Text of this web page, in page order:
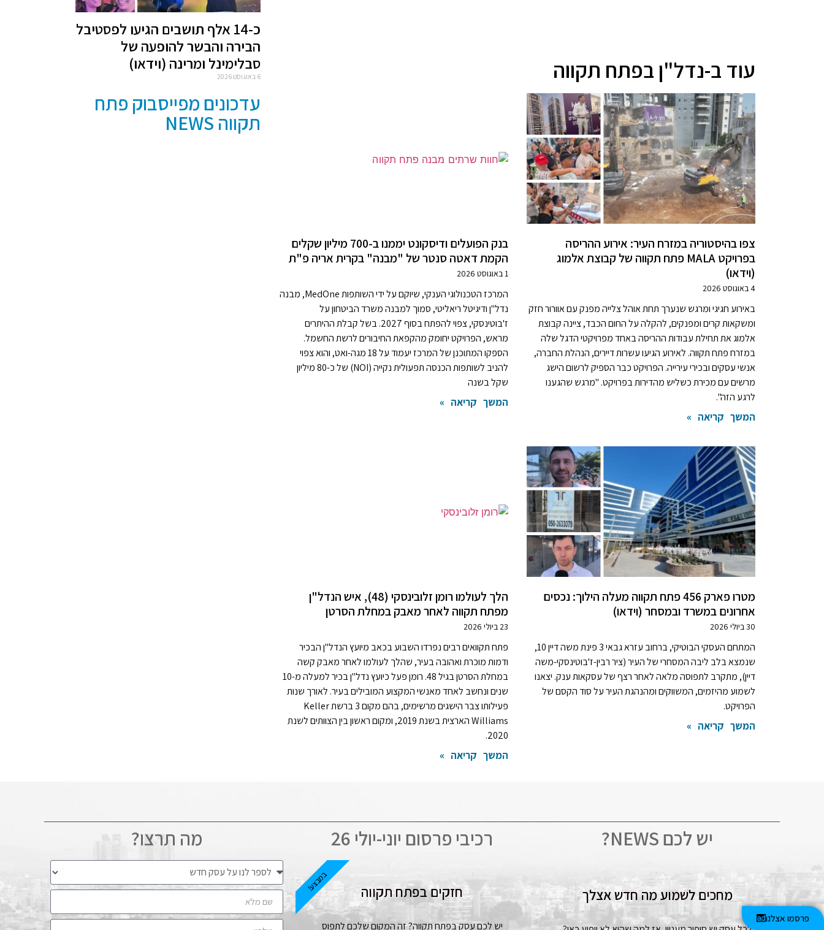
עוד ב-נדל"ן בפתח תקווה
צפו בהיסטוריה במזרח העיר: אירוע ההריסה
בפרויקט MALA פתח תקווה של קבוצת אלמוג
(וידאו)
4 באוגוסט 2026
באירוע חגיגי ומרגש שנערך תחת אוהל צלייה מפנק עם אוורור חזק
ומשקאות קרים ומפנקים, להקלה על החום הכבד, ציינה קבוצת
אלמוג את תחילת עבודות ההריסה באחד מפרויקטי הדגל שלה
במזרח פתח תקווה. לאירוע הגיעו עשרות דיירים, הנהלת החברה,
אנשי עסקים ובכירי עירייה. הפרויקט כבר הספיק לרשום הישג
מרשים עם מכירת כשליש מהדירות בפרויקט. "מרגש שהגענו
לרגע הזה".
המשך קריאה »
בנק הפועלים ודיסקונט יממנו ב-700 מיליון שקלים
הקמת דאטה סנטר של "מבנה" בקרית אריה פ"ת
1 באוגוסט 2026
המרכז הטכנולוגי הענקי, שיוקם על ידי השותפות MedOne, מבנה
נדל"ן ודיגיטל ריאליטי, סמוך למבנה משרד הביטחון על
ז'בוטינסקי, צפוי להפתח בסוף 2027. בשל קבלת ההיתרים
מראש, הפרויקט יחומק מהקפאת החיבורים לרשת החשמל.
הספקו המתוכנן של המרכז יעמוד על 18 מגה-ואט, והוא צפוי
להניב לשותפות הכנסה תפעולית נקייה (NOI) של כ-80 מיליון
שקל בשנה
המשך קריאה »
מטרו פארק 456 פתח תקווה מעלה הילוך: נכסים
אחרונים במשרד ובמסחר (וידאו)
30 ביולי 2026
המתחם העסקי הבוטיקי, ברחוב עזרא גבאי 3 פינת משה דיין 10,
שנמצא בלב ליבה המסחרי של העיר (ציר רבין-ז'בוטינסקי-משה
דיין), מתקרב לתפוסה מלאה לאחר רצף של עסקאות ענק. יצאנו
לשמוע מהיזמים, המשווקים ומהנהגת העיר על סוד הקסם של
הפרויקט.
המשך קריאה »
הלך לעולמו רומן זלובינסקי (48), איש הנדל"ן
מפתח תקווה לאחר מאבק במחלת הסרטן
23 ביולי 2026
פתח תקוואים רבים נפרדו השבוע בכאב מיועץ הנדל"ן הבכיר
ודמות מוכרת ואהובה בעיר, שהלך לעולמו לאחר מאבק קשה
במחלת הסרטן בגיל 48. רומן פעל כיועץ נדל"ן בכיר למעלה מ-10
שנים ונחשב לאחד מאנשי המקצוע המובילים בעיר. לאורך שנות
פעילותו צבר הישגים מרשימים, בהם מקום 3 ברשת Keller
Williams הארצית בשנת 2019, ומקום ראשון בין הצוותים לשנת
2020.
המשך קריאה »
כ-14 אלף תושבים הגיעו לפסטיבל
הבירה והבשר להופעה של
סבלימינל ומרינה (וידאו)
6 באוגוסט 2026
עדכונים מפייסבוק פתח
תקווה NEWS
פרסמו אצלנו
יש לכם NEWS?
מחכים לשמוע מה חדש אצלך
רכיבי פרסום יוני-יולי 26
חזקים בפתח תקווה
יש לכם עסק בפתח תקווה? זה המקום שלכם לתפוס
במבצע!
מה תרצו?